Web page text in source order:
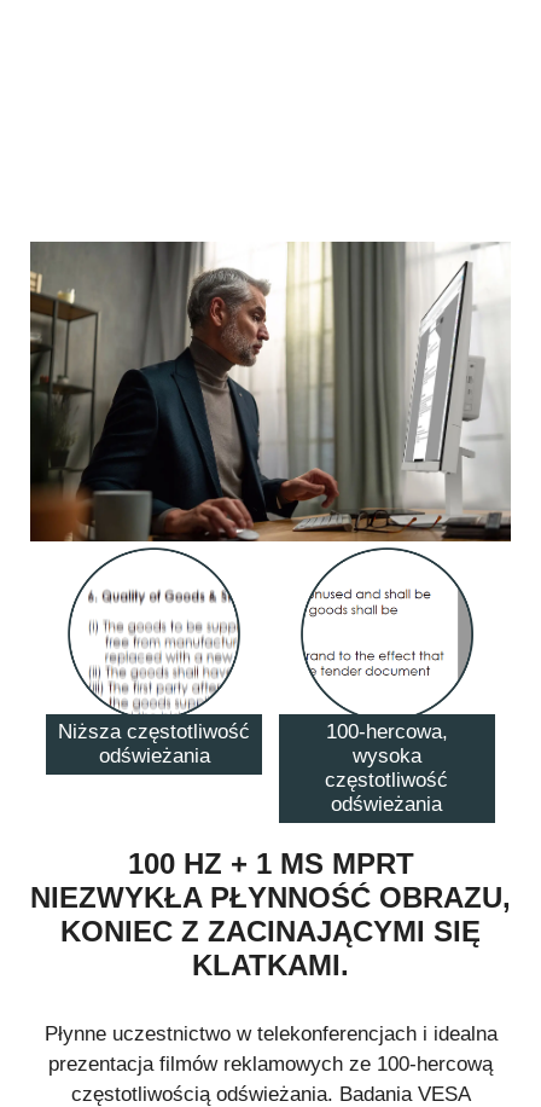
Niższa częstotliwość
odświeżania
100-hercowa,
wysoka
częstotliwość
odświeżania
100 HZ + 1 MS MPRT
NIEZWYKŁA PŁYNNOŚĆ OBRAZU,
KONIEC Z ZACINAJĄCYMI SIĘ
KLATKAMI.
Płynne uczestnictwo w telekonferencjach i idealna
prezentacja filmów reklamowych ze 100-hercową
częstotliwością odświeżania. Badania VESA